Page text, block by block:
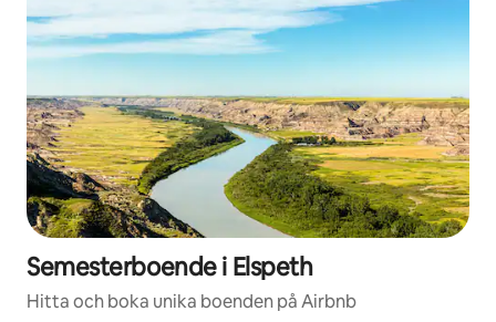
Semesterboende i Elspeth
Hitta och boka unika boenden på Airbnb